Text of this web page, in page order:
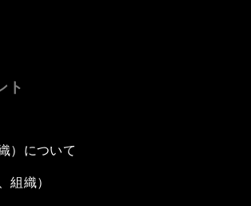
ト
）について
組織）